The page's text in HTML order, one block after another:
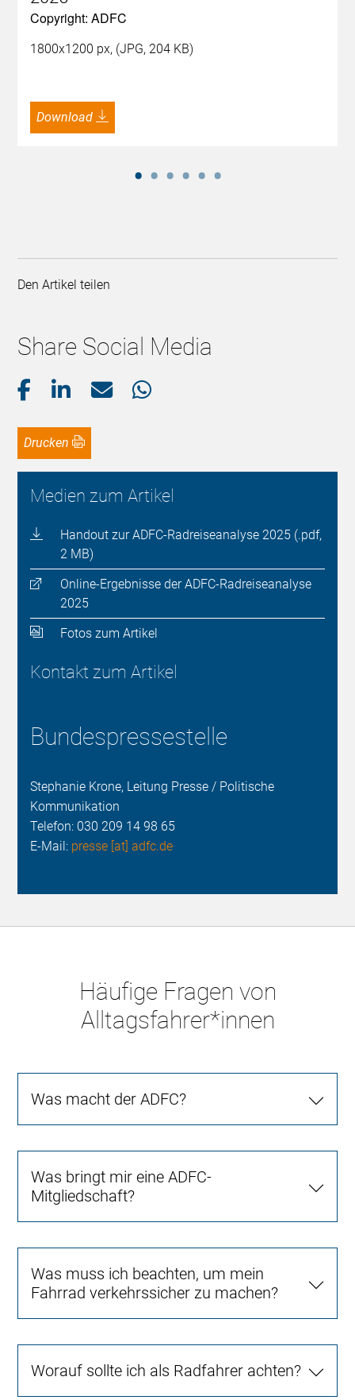
Copyright: ADFC
1800x1200 px, (JPG, 204 KB)
Download
Den Artikel teilen
Share Social Media
Drucken
Medien zum Artikel
Handout zur ADFC-Radreiseanalyse 2025 (.pdf,
2 MB)
Online-Ergebnisse der ADFC-Radreiseanalyse
2025
Fotos zum Artikel
Kontakt zum Artikel
Bundespressestelle
Stephanie Krone, Leitung Presse / Politische
Kommunikation
Telefon: 030 209 14 98 65
E-Mail: presse [at] adfc.de
Häufige Fragen von
Alltagsfahrer*innen
Was macht der ADFC?
Was bringt mir eine ADFC-
Mitgliedschaft?
Was muss ich beachten, um mein
Fahrrad verkehrssicher zu machen?
Worauf sollte ich als Radfahrer achten?